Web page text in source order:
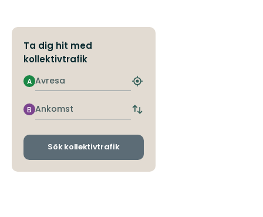
Ta dig hit med
kollektivtrafik
Avresa
A
Hitta
hållplats
Ankomst
B
Byt
och
Sök kollektivtrafik